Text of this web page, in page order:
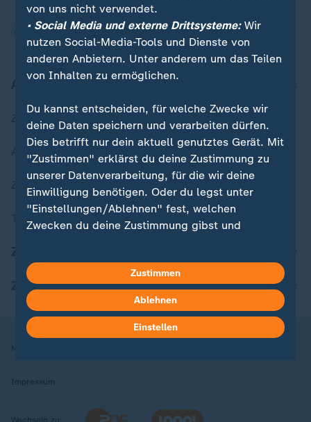
Zuletzt veröffentlicht
Aktuelle Sendungs-Videos
ZDFheute Stories
Themen im Überblick
ZDFheute Apps
Nutzungsbedingungen
Impressum
Wechseln zu:
von uns nicht verwendet.
• Social Media und externe Drittsysteme:Wir
nutzen Social-Media-Tools und Dienste von
anderen Anbietern. Unter anderem um das Teilen
von Inhalten zu ermöglichen.
Du kannst entscheiden, für welche Zwecke wir
deine Daten speichern und verarbeiten dürfen.
Dies betrifft nur dein aktuell genutztes Gerät. Mit
"Zustimmen" erklärst du deine Zustimmung zu
unserer Datenverarbeitung, für die wir deine
Einwilligung benötigen. Oder du legst unter
"Einstellungen/Ablehnen" fest, welchen
Zwecken du deine Zustimmung gibst und
in deinen Einstellungen widerrufen oder ändern.
Hier findest du das Impressum.
Weitere Informationen findest du in unserer
Datenschutzerklärung.
Zustimmen
Ablehnen
Einstellen